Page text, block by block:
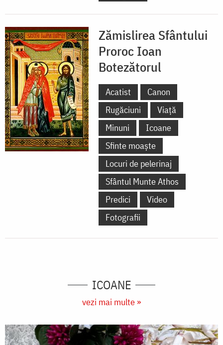
Zămislirea Sfântului
Proroc Ioan
Botezătorul
Acatist
Canon
Rugăciuni
Viață
Minuni
Icoane
Sfinte moaște
Locuri de pelerinaj
Sfântul Munte Athos
Predici
Video
Fotografii
ICOANE
vezi mai multe »